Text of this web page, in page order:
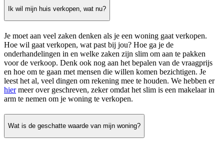
Ik wil mijn huis verkopen, wat nu?
Je moet aan veel zaken denken als je een woning gaat verkopen.
Hoe wil gaat verkopen, wat past bij jou? Hoe ga je de
onderhandelingen in en welke zaken zijn slim om aan te pakken
voor de verkoop. Denk ook nog aan het bepalen van de vraagprijs
en hoe om te gaan met mensen die willen komen bezichtigen. Je
leest het al, veel dingen om rekening mee te houden. We hebben er
hiermeer over geschreven, zeker omdat het slim is een makelaar in
arm te nemen om je woning te verkopen.
Wat is de geschatte waarde van mijn woning?